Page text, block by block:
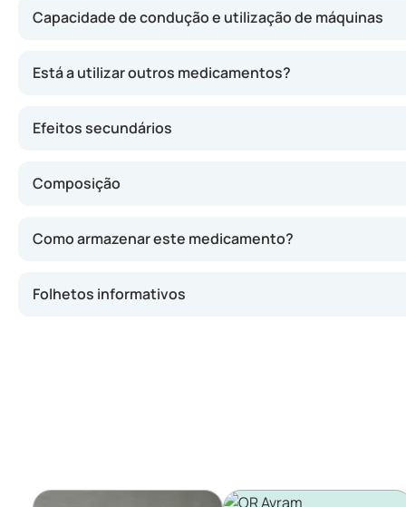
Capacidade de condução e utilização de máquinas
Está a utilizar outros medicamentos?
Efeitos secundários
Composição
Como armazenar este medicamento?
Folhetos informativos